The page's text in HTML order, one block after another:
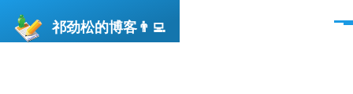
祁劲松的博客👨‍💻
菜